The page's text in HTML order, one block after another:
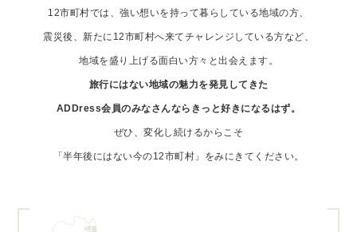
12市町村では、強い想いを持って暮らしている地域の方、
震災後、新たに12市町村へ来てチャレンジしている方など、
地域を盛り上げる面白い方々と出会えます。
旅行にはない地域の魅力を発見してきた
ADDress会員のみなさんならきっと好きになるはず。
ぜひ、変化し続けるからこそ
「半年後にはない今の12市町村」をみにきてください。